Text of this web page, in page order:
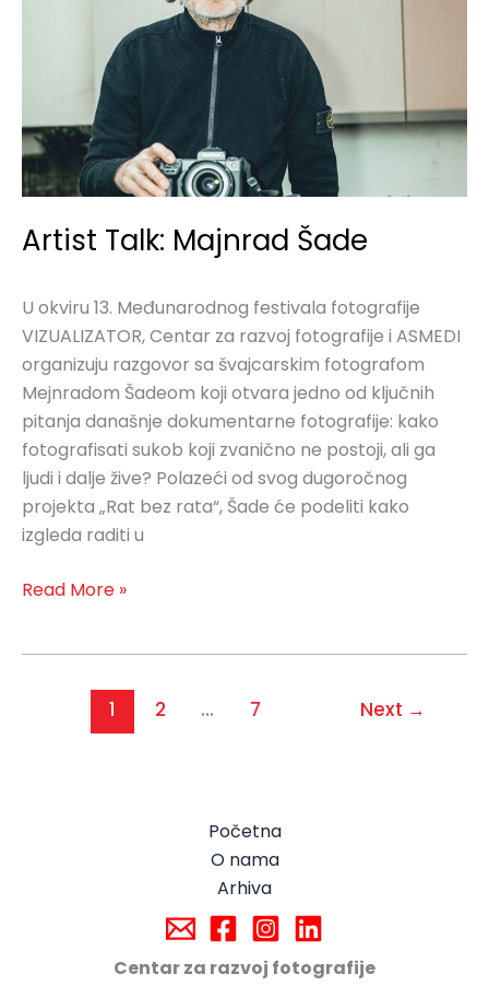
Artist Talk: Majnrad Šade
U okviru 13. Međunarodnog festivala fotografije
VIZUALIZATOR, Centar za razvoj fotografije i ASMEDI
organizuju razgovor sa švajcarskim fotografom
Mejnradom Šadeom koji otvara jedno od ključnih
pitanja današnje dokumentarne fotografije: kako
fotografisati sukob koji zvanično ne postoji, ali ga
ljudi i dalje žive? Polazeći od svog dugoročnog
projekta „Rat bez rata“, Šade će podeliti kako
izgleda raditi u
Read More »
1 2 … 7 Next →
Početna
O nama
Arhiva
Centar za razvoj fotografije